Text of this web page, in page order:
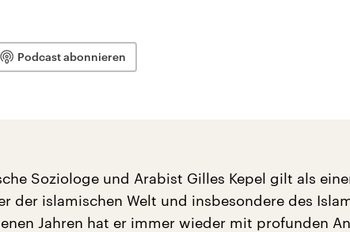
Podcast abonnieren
Soziologe und Arabist Gilles Kepel gilt als
der islamischen Welt und insbesondere des
Jahren hat er immer wieder mit profunden